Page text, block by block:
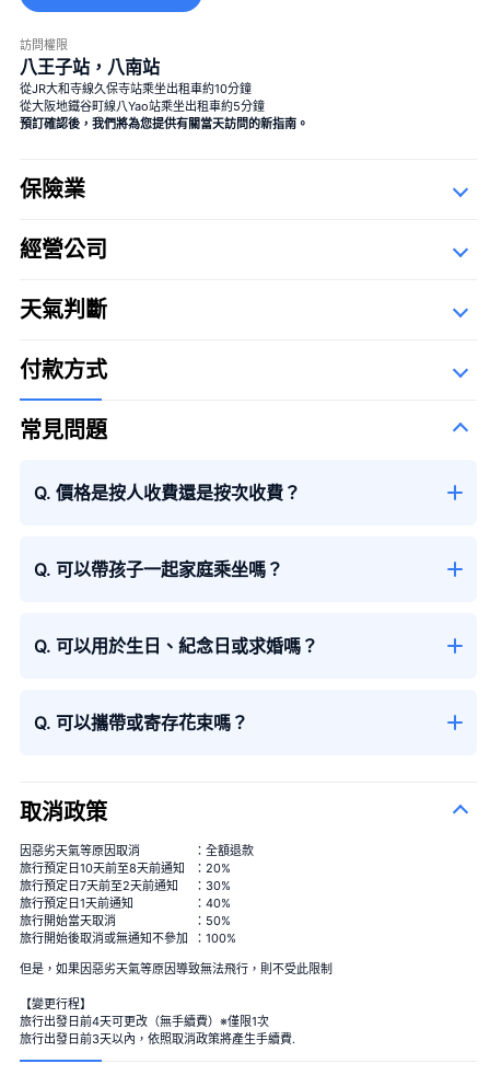
大花束
大花束
季節性花束 ＋¥13,000
訪問權限
八王子站，八南站
從JR大和寺線久保寺站乘坐出租車約10分鐘
從大阪地鐵谷町線八Yao站乘坐出租車約5分鐘
預訂確認後，我們將為您提供有關當天訪問的新指南。
保險業
經營公司
第一航空
天氣判斷
付款方式
常見問題
Q. 價格是按人收費還是按次收費？
Q. 可以帶孩子一起家庭乘坐嗎？
Q. 可以用於生日、紀念日或求婚嗎？
Q. 可以攜帶或寄存花束嗎？
取消政策
因惡劣天氣等原因取消
：全額退款
旅行預定日10天前至8天前通知
：20%
旅行預定日7天前至2天前通知
：30%
旅行預定日1天前通知
：40%
旅行開始當天取消
：50%
旅行開始後取消或無通知不參加
：100%
但是，如果因惡劣天氣等原因導致無法飛行，則不受此限制
【變更行程】
旅行出發日前4天可更改（無手續費）※僅限1次
旅行出發日前3天以內，依照取消政策將產生手續費.